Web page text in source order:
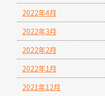
2022年4月
2022年3月
2022年2月
2022年1月
2021年12月